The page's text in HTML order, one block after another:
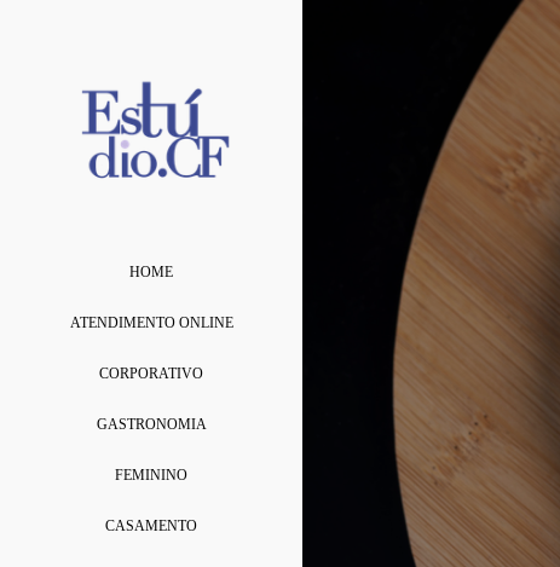
HOME
ATENDIMENTO ONLINE
CORPORATIVO
GASTRONOMIA
FEMININO
CASAMENTO